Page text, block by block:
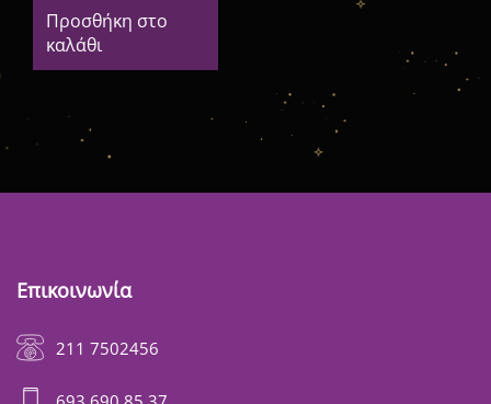
Προσθήκη στο
καλάθι
Επικοινωνία
211 7502456